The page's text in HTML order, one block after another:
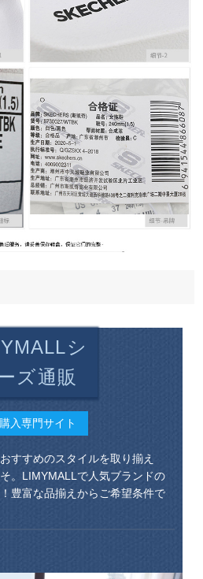
シ
ズ通販
入専門サイト
すすめのスタイルを取り揃え
。LIMYMALLで人気ブランドの
豊富な品揃えからご希望条件で